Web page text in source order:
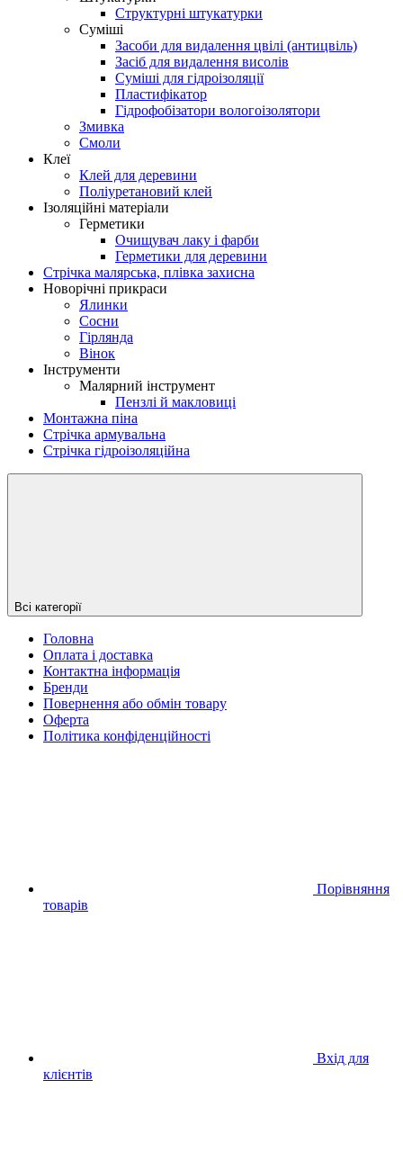
Структурні штукатурки
Суміші
Засоби для видалення цвілі (антицвіль)
Засіб для видалення висолів
Суміші для гідроізоляції
Пластифікатор
Гідрофобізатори вологоізолятори
Змивка
Смоли
Клеї
Клей для деревини
Поліуретановий клей
Ізоляційні матеріали
Герметики
Очищувач лаку і фарби
Герметики для деревини
Стрічка малярська, плівка захисна
Новорічні прикраси
Ялинки
Сосни
Гірлянда
Вінок
Інструменти
Малярний інструмент
Пензлі й макловиці
Монтажна піна
Стрічка армувальна
Стрічка гідроізоляційна
Всі категорії
Головна
Оплата і доставка
Контактна інформація
Бренди
Повернення або обмін товару
Оферта
Політика конфіденційності
Порівняння
товарів
Вхід для
клієнтів